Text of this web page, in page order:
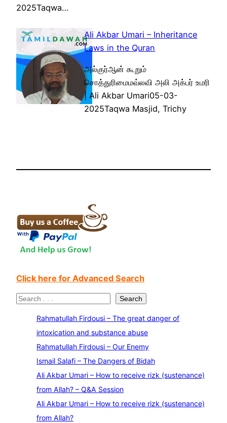
2025Taqwa…
Ali Akbar Umari – Inheritance
Laws in the Quran
அல்குர்ஆன் கூறும்
சொத்துரிமைமவ்லவி அலி அக்பர் உமரி
| Ali Akbar Umari05-03-
2025Taqwa Masjid, Trichy
Click here for Advanced Search
S
Search
Rahmatullah Firdousi – The great danger of
intoxication and substance abuse
Rahmatullah Firdousi – Our Enemy
Ismail Salafi – The Dangers of Bidah
Ali Akbar Umari – How to receive rizk (sustenance)
from Allah? – Q&A Session
Ali Akbar Umari – How to receive rizk (sustenance)
from Allah?